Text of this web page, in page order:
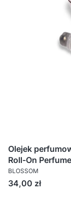
Olejek perfumowany
Roll-On
BLOSSOM
Cena
34,00 zł